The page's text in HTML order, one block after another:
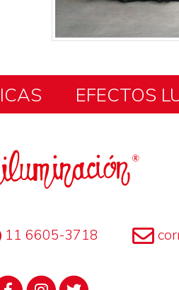
EFECTOS
11 6605-3718